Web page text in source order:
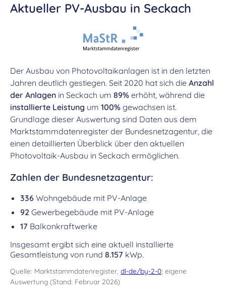
Aktueller PV-Ausbau in Seckach
Der Ausbau von Photovoltaikanlagen ist in den letzten
Jahren deutlich gestiegen. Seit 2020 hat sich die Anzahl
der Anlagen in Seckach um 89% erhöht, während die
installierte Leistung um 100% gewachsen ist.
Grundlage dieser Auswertung sind Daten aus dem
Marktstammdatenregister der Bundesnetzagentur, die
einen detaillierten Überblick über den aktuellen
Photovoltaik-Ausbau in Seckach ermöglichen.
Zahlen der Bundesnetzagentur:
336 Wohngebäude mit PV-Anlage
92 Gewerbegebäude mit PV-Anlage
17 Balkonkraftwerke
Insgesamt ergibt sich eine aktuell installierte
Gesamtleistung von rund 8.157 kWp.
Quelle: Marktstammdatenregister, dl-de/by-2-0; eigene
Auswertung (Stand: Februar 2026)